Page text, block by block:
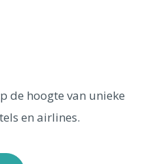
de hoogte van unieke
en airlines.